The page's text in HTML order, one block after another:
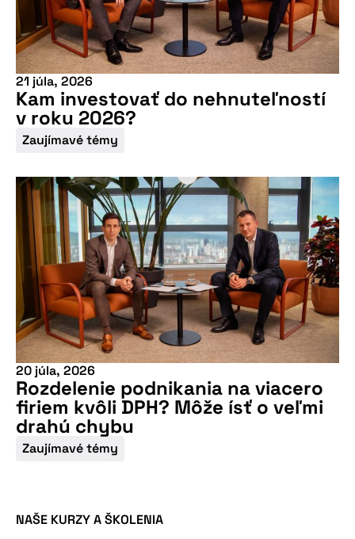
21 júla, 2026
Kam investovať do nehnuteľností
v roku 2026?
Zaujímavé témy
20 júla, 2026
Rozdelenie podnikania na viacero
firiem kvôli DPH? Môže ísť o veľmi
drahú chybu
Zaujímavé témy
NAŠE KURZY A ŠKOLENIA
Nepremeškajte
našu pripravovanú
konferenciu